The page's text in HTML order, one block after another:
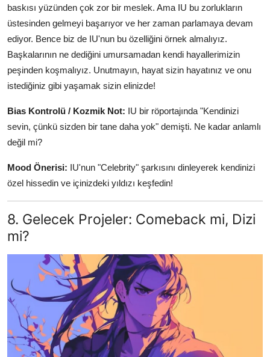
baskısı yüzünden çok zor bir meslek. Ama IU bu zorlukların
üstesinden gelmeyi başarıyor ve her zaman parlamaya devam
ediyor. Bence biz de IU'nun bu özelliğini örnek almalıyız.
Başkalarının ne dediğini umursamadan kendi hayallerimizin
peşinden koşmalıyız. Unutmayın, hayat sizin hayatınız ve onu
istediğiniz gibi yaşamak sizin elinizde!
Bias Kontrolü / Kozmik Not: IU bir röportajında "Kendinizi
sevin, çünkü sizden bir tane daha yok" demişti. Ne kadar anlamlı
değil mi?
Mood Önerisi: IU'nun "Celebrity" şarkısını dinleyerek kendinizi
özel hissedin ve içinizdeki yıldızı keşfedin!
8. Gelecek Projeler: Comeback mi, Dizi
mi?